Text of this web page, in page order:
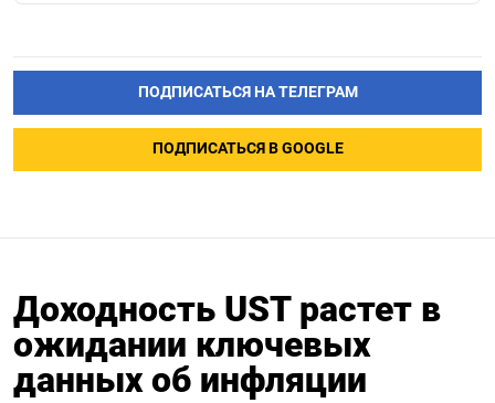
ПОДПИСАТЬСЯ НА ТЕЛЕГРАМ
ПОДПИСАТЬСЯ В GOOGLE
Доходность UST растет в
ожидании ключевых
данных об инфляции